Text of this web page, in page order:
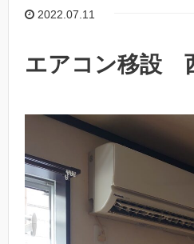
2022.07.11
エアコン移設